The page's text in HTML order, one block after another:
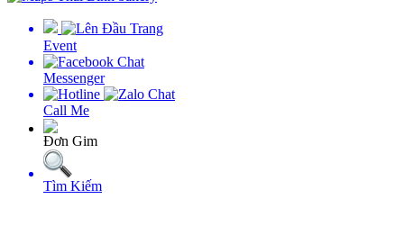
Event
Messenger
Call Me
Ðơn Gim
Tìm Kiếm